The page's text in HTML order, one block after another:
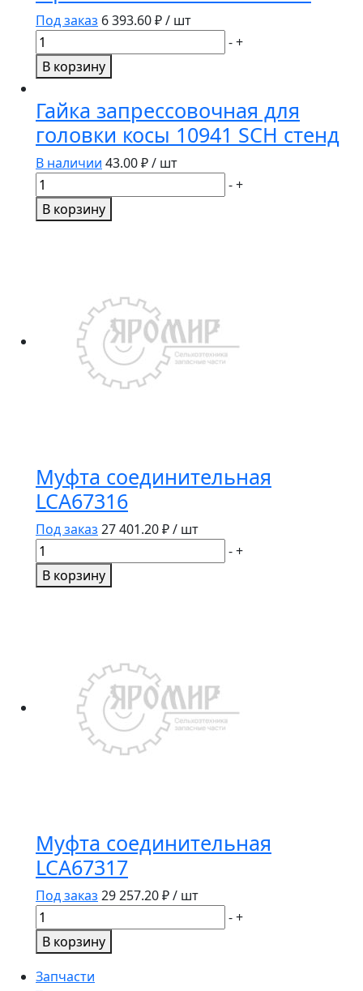
Под заказ 6 393.60₽ / шт
Количество
товара
Щит
АНТ
-+
В корзину
Гайка запрессовочная для
головки косы 10941 SCH стенд
В наличии 43.00₽ / шт
Количество
товара
Гайка
-+
В корзину
Муфта соединительная
LCA67316
Под заказ 27 401.20₽ / шт
Количество
товара
Муфта
-+
В корзину
Муфта соединительная
LCA67317
Под заказ 29 257.20₽ / шт
Количество
товара
Муфта
соединительная
-+
В корзину
Запчасти